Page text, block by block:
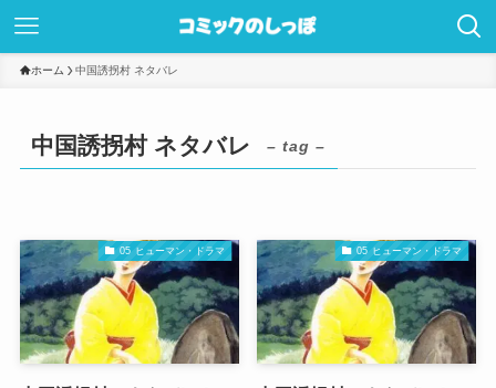
ホーム 中国誘拐村 ネタバレ
中国誘拐村 ネタバレ – tag –
05 ヒューマン・ドラマ 05 ヒューマン・ドラマ